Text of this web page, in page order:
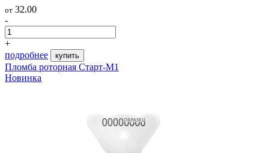
от 32.00
-
+
подробнее
купить
Пломба роторная Старт-М1
Новинка